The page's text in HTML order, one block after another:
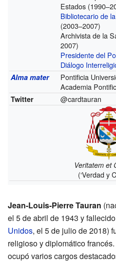
Estados
Bibliotecario de
(2003–2007)
Archivista de la
2007)
Presidente del
Diálogo
Alma mater
Pontificia
Academia
Twitter @cardtauran
Veritatem et
(‘Verdad y
Jean-Louis-Pierre Tauran
el 5 de abril de 1943 y
Unidos, el 5 de julio de 2018)
religioso y diplomático
ocupó varios cargos